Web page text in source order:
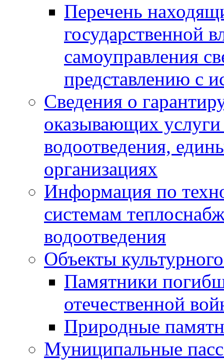
Перечень
государственной
самоуправления
представлению с
Сведения о
оказывающих
водоотведения,
организациях
Информация по
системам
водоотведения
Объекты
Памятники
отечественной
Природные
Муниципальные